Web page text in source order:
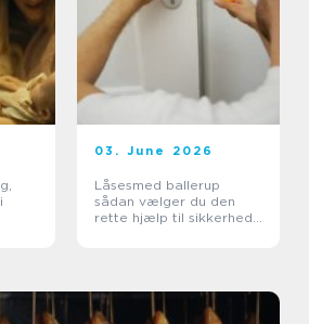
03. June 2026
Låsesmed ballerup
sådan vælger du den
rette hjælp til sikkerhed